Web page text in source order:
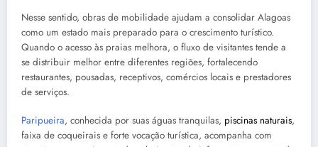
Nesse sentido, obras de mobilidade ajudam a consolidar Alagoas
como um estado mais preparado para o crescimento turístico.
Quando o acesso às praias melhora, o fluxo de visitantes tende a
se distribuir melhor entre diferentes regiões, fortalecendo
restaurantes, pousadas, receptivos, comércios locais e prestadores
de serviços.
Paripueira, conhecida por suas águas tranquilas, piscinas naturais,
faixa de coqueirais e forte vocação turística, acompanha com